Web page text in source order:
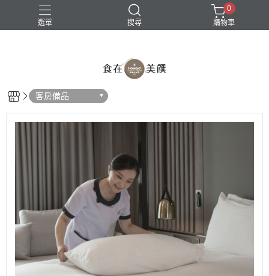
選單 搜尋
0
購物車
客房備品